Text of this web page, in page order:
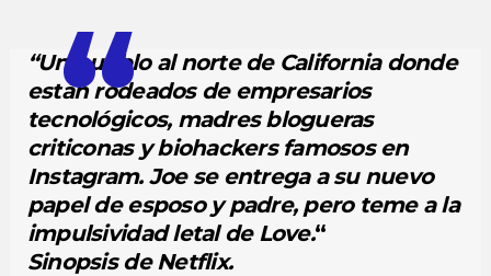
“Un pueblo al norte de California donde
están rodeados de empresarios
tecnológicos, madres blogueras
criticonas y biohackers famosos en
Instagram. Joe se entrega a su nuevo
papel de esposo y padre, pero teme a la
impulsividad letal de Love.“
Sinopsis de Netflix.